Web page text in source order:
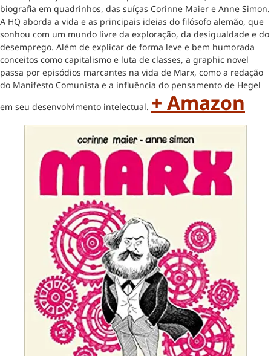
biografia em quadrinhos, das suíças Corinne Maier e Anne Simon.
A HQ aborda a vida e as principais ideias do filósofo alemão, que
sonhou com um mundo livre da exploração, da desigualdade e do
desemprego. Além de explicar de forma leve e bem humorada
conceitos como capitalismo e luta de classes, a graphic novel
passa por episódios marcantes na vida de Marx, como a redação
do Manifesto Comunista e a influência do pensamento de Hegel
em seu desenvolvimento intelectual. + Amazon